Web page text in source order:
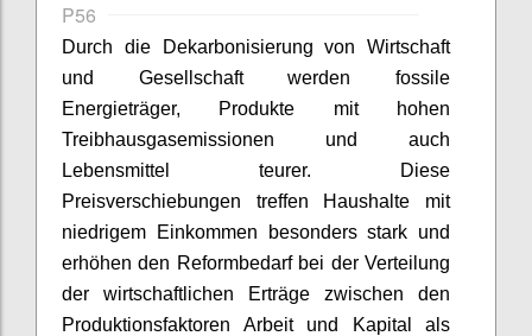
P56
Durch die Dekarbonisierung von Wirtschaft
und Gesellschaft werden fossile
Energieträger, Produkte mit hohen
Treibhausgasemissionen und auch
Lebensmittel teurer. Diese
Preisverschiebungen treffen Haushalte mit
niedrigem Einkommen besonders stark und
erhöhen den Reformbedarf bei der Verteilung
der wirtschaftlichen Erträge zwischen den
Produktionsfaktoren Arbeit und Kapital als